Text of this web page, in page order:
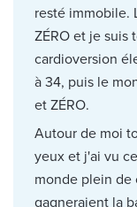
resté immobile.
ZÉRO et je suis
cardioversion
à 34, puis le
et ZÉRO.
Autour de moi
yeux et j'ai vu
monde plein de
gagneraient la